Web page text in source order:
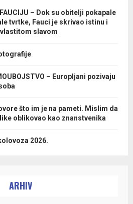
– Dok su obitelji pokapale
tvrtke, Fauci je skrivao istinu i
slavom
– Europljani pozivaju
što im je na pameti. Mislim da
oblikovao kao znanstvenika
2026.
ARHIV